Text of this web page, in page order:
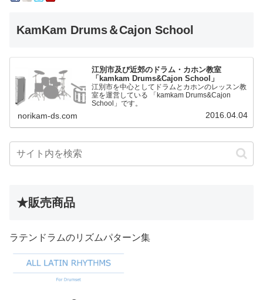
KamKam Drums＆Cajon School
江別市及び近郊のドラム・カホン教室
「kamkam Drums&Cajon School」
江別市を中心としてドラムとカホンのレッスン教
室を運営している 「kamkam Drums&Cajon
School」です。
norikam-ds.com 2016.04.04
★販売商品
ラテンドラムのリズムパターン集